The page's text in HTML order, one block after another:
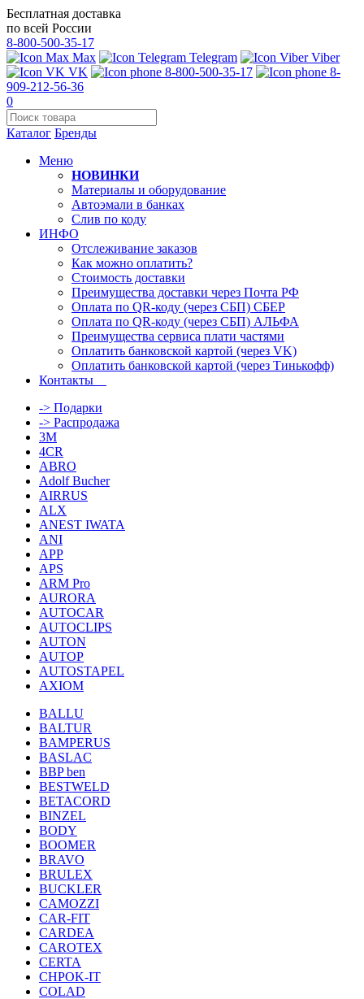
Бесплатная доставка
по всей России
8-800-500-35-17
Max
Telegram
Viber
VK
8-800-500-35-17
8-
909-212-56-36
0
Каталог Бренды
Меню
НОВИНКИ
Материалы и оборудование
Автоэмали в банках
Слив по коду
ИНФО
Отслеживание заказов
Как можно оплатить?
Стоимость доставки
Преимущества доставки через Почта РФ
Оплата по QR-коду (через СБП) СБЕР
Оплата по QR-коду (через СБП) АЛЬФА
Преимущества сервиса плати частями
Оплатить банковской картой (через VK)
Оплатить банковской картой (через Тинькофф)
Контакты
-> Подарки
-> Распродажа
3M
4CR
ABRO
Adolf Bucher
AIRRUS
ALX
ANEST IWATA
ANI
APP
APS
ARM Pro
AURORA
AUTOCAR
AUTOCLIPS
AUTON
AUTOP
AUTOSTAPEL
AXIOM
BALLU
BALTUR
BAMPERUS
BASLAC
BBP ben
BESTWELD
BETACORD
BINZEL
BODY
BOOMER
BRAVO
BRULEX
BUCKLER
CAMOZZI
CAR-FIT
CARDEA
CAROTEX
CERTA
CHPOK-IT
COLAD